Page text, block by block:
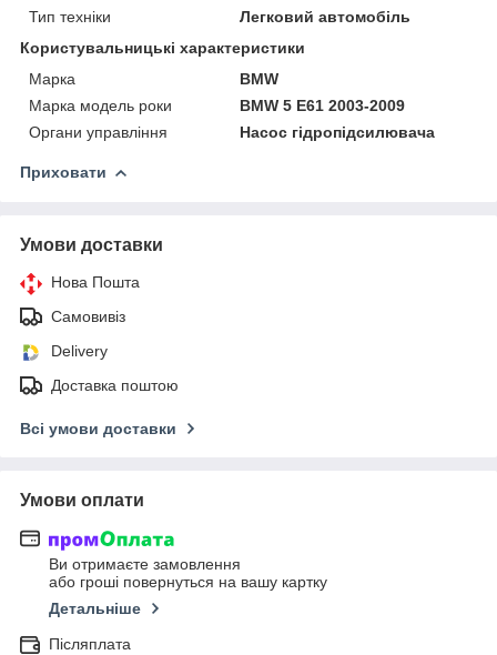
Тип техніки
Легковий автомобіль
Користувальницькі характеристики
Марка
BMW
Марка модель роки
BMW 5 E61 2003-2009
Органи управління
Насос гідропідсилювача
Приховати
Умови доставки
Нова Пошта
Самовивіз
Delivery
Доставка поштою
Всі умови доставки
Умови оплати
Ви отримаєте замовлення
або гроші повернуться на вашу картку
Детальніше
Післяплата